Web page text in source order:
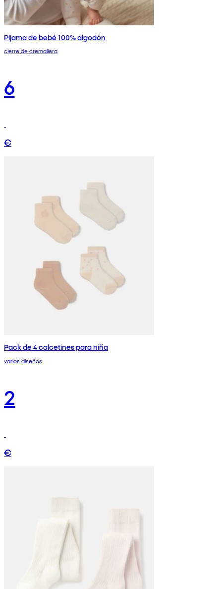
Pijama de bebé 100% algodón
cierre de cremallera
6
€
Pack de 4 calcetines para niña
varios diseños
2
€